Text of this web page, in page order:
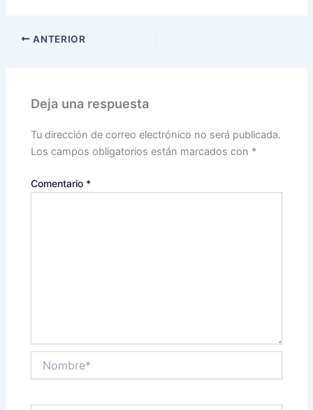
ANTERIOR
Deja una respuesta
Tu dirección de correo electrónico no será publicada.
Los campos obligatorios están marcados con *
Comentario *